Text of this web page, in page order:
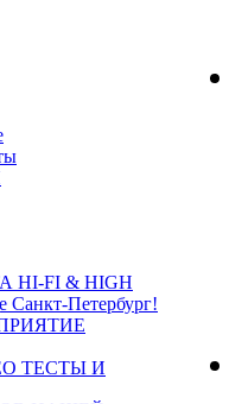
HI-FI & HIGH
Санкт-Петербург!
ТЕСТЫ И